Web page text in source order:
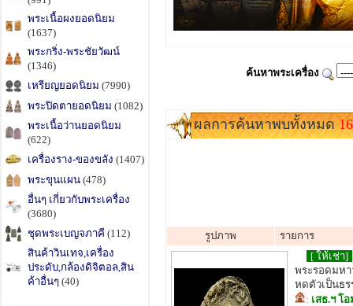
พระเนื้อผงยอดนิยม
(1637)
พระกริ่ง-พระชัยวัฒน์
(1346)
เหรียญยอดนิยม (7990)
พระปิดตายอดนิยม (1082)
พระเนื้อว่านยอดนิยม
(622)
เครื่องราง-ของขลัง (1407)
พระขุนแผน (478)
อื่นๆ เกี่ยวกับพระเครื่อง
(3680)
ชุดพระเบญจภาคี (112)
สินค้าวินเทจ,เครื่อง
ประดับ,กล้องดิจิตอล,สิน
ค้าอื่นๆ (40)
ค้นหาพระเครื่อง
ผลการค้นหาพบทั้งหมด
รูปภาพ
รายการ
[ ให้เช่า]
พระรอดมห
หดตัวเป็นธ
: เสธ.ฯ โ